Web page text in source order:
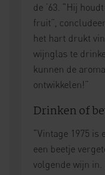
de ’63. “Hij
fruit”,
het hart drukt
wijnglas te
kunnen de
ontwikkelen!”
Drinken of
“Vintage 1975 is
een beetje
volgende wijn